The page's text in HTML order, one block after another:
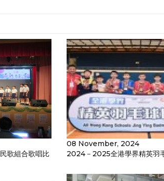
歌組合歌唱比
08 November, 2024
2024－2025全港學界精英羽